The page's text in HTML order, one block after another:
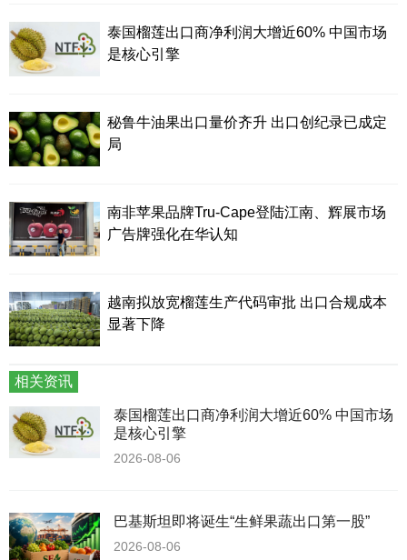
泰国榴莲出口商净利润大增近60% 中国市场
是核心引擎
秘鲁牛油果出口量价齐升 出口创纪录已成定
局
南非苹果品牌Tru-Cape登陆江南、辉展市场
广告牌强化在华认知
越南拟放宽榴莲生产代码审批 出口合规成本
显著下降
相关资讯
泰国榴莲出口商净利润大增近60% 中国市场
是核心引擎
2026-08-06
巴基斯坦即将诞生“生鲜果蔬出口第一股”
2026-08-06